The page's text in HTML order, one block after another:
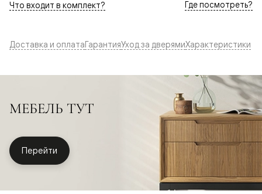
Что входит в комплект? Где посмотреть?
Доставка и оплатаГарантияУход за дверямиХарактеристики
МЕБЕЛЬ ТУТ
Перейти